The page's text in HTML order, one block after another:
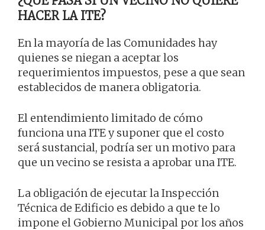
HACER LA ITE?
En la mayoría de las Comunidades hay
quienes se niegan a aceptar los
requerimientos impuestos, pese a que sean
establecidos de manera obligatoria.
El entendimiento limitado de cómo
funciona una ITE y suponer que el costo
será sustancial, podría ser un motivo para
que un vecino se resista a aprobar una ITE.
La obligación de ejecutar la Inspección
Técnica de Edificio es debido a que te lo
impone el Gobierno Municipal por los años